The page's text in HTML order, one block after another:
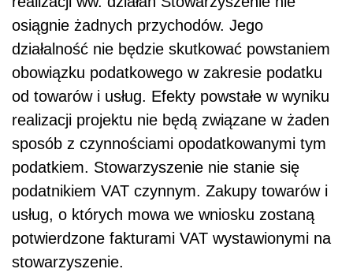
osiągnie żadnych przychodów. Jego
działalność nie będzie skutkować powstaniem
obowiązku podatkowego w zakresie podatku
od towarów i usług. Efekty powstałe w wyniku
realizacji projektu nie będą związane w żaden
sposób z czynnościami opodatkowanymi tym
podatkiem. Stowarzyszenie nie stanie się
podatnikiem VAT czynnym. Zakupy towarów i
usług, o których mowa we wniosku zostaną
potwierdzone fakturami VAT wystawionymi na
stowarzyszenie.